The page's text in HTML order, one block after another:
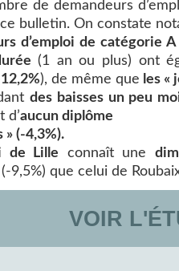
de demandeurs
bulletin. On constate
d’emploi de catégorie
(1 an ou plus) ont
), de même que les «
des baisses un peu
d’aucun diplôme
» (-4,3%).
de Lille connaît une
9,5%) que celui de
VOIR